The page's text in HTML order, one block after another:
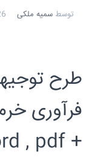
توسط سمیه ملکی
طرح
فرآوری
+ word , pdf